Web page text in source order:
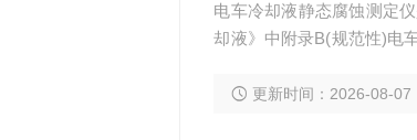
电车冷却液静态腐蚀测定
却液》中附录B(规范性)电
及保温等作用的功能性液
更新时间：2026-08-07